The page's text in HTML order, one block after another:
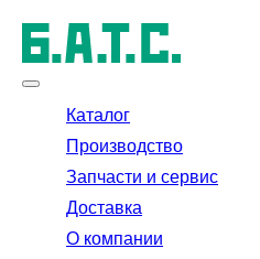
Каталог
Производство
Запчасти и сервис
Доставка
О компании